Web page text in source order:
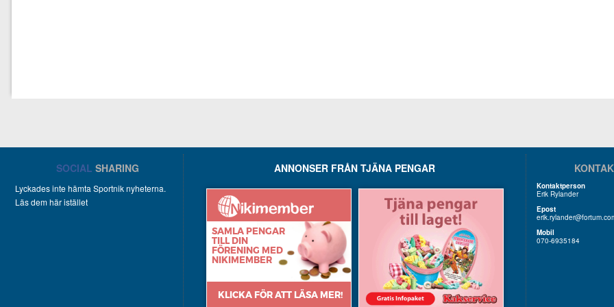
SOCIAL SHARING
Lyckades inte hämta Sportnik nyheterna.
Läs dem här istället
ANNONSER FRÅN TJÄNA PENGAR
Kontaktperson
Erik Rylander
Epost
Mobil
070-6935184